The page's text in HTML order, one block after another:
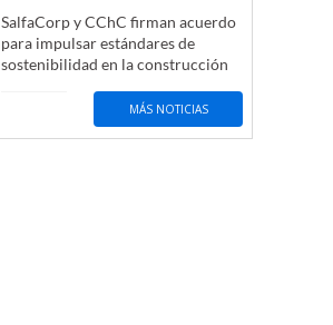
SalfaCorp y CChC firman acuerdo
para impulsar estándares de
sostenibilidad en la construcción
MÁS NOTICIAS